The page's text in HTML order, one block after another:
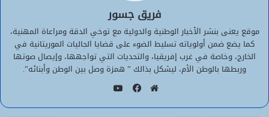
فريق جسور
موقع يعنى بنشر الأخبار الوطنية والدولية مع توخي الدقة ومراعاة المهنية،
كما يضع ضمن أولوياته تسليط الضوء على قضايا الجاليات الموريتانية في
الخارج، وخاصة في غرب إفريقيا، والتحديات التي تواجهها، وإيصال صوتها
وربطها بالوطن الأم، ليشكل بذالك ” همزة وصل بين الوطن وأبنائه”.